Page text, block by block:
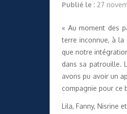
Publié le : 27
« Au moment des
terre inconnue, à
que notre
dans sa patrouille.
avons pu avoir un
compagnie pour ce
Lila, Fanny, Nisrine